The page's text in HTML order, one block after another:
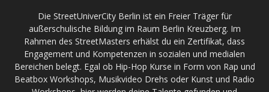
Die StreetUniverCity Berlin ist ein Freier Träger für
außerschulische Bildung im Raum Berlin Kreuzberg. Im
Rahmen des StreetMasters erhälst du ein Zertifikat, dass
Engagement und Kompetenzen in sozialen und medialen
Bereichen belegt. Egal ob Hip-Hop Kurse in Form von Rap und
Beatbox Workshops, Musikvideo Drehs oder Kunst und Radio